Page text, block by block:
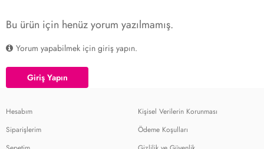
Bu ürün için henüz yorum yazılmamış.
Yorum yapabilmek için giriş yapın.
Giriş Yapın
Hesabım
Siparişlerim
Kişisel Verilerin Korunması
Ödeme Koşulları